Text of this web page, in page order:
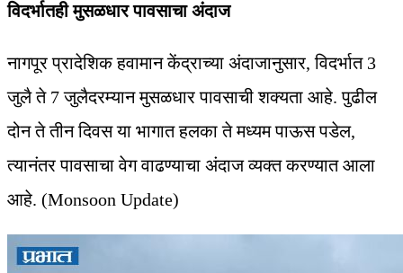
विदर्भातही मुसळधार पावसाचा अंदाज
नागपूर प्रादेशिक हवामान केंद्राच्या अंदाजानुसार, विदर्भात 3
जुलै ते 7 जुलैदरम्यान मुसळधार पावसाची शक्यता आहे. पुढील
दोन ते तीन दिवस या भागात हलका ते मध्यम पाऊस पडेल,
त्यानंतर पावसाचा वेग वाढण्याचा अंदाज व्यक्त करण्यात आला
आहे. (Monsoon Update)